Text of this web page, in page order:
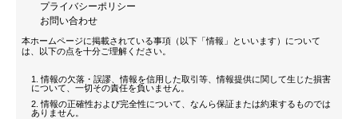
プライバシーポリシー
お問い合わせ
本ホームページに掲載されている事項（以下「情報」といいます）について
は、以下の点を十分ご理解ください。
情報の欠落・誤謬、情報を信用した取引等、情報提供に関して生じた損害
について、一切その責任を負いません。
情報の正確性および完全性について、なんら保証または約束するものでは
ありません。